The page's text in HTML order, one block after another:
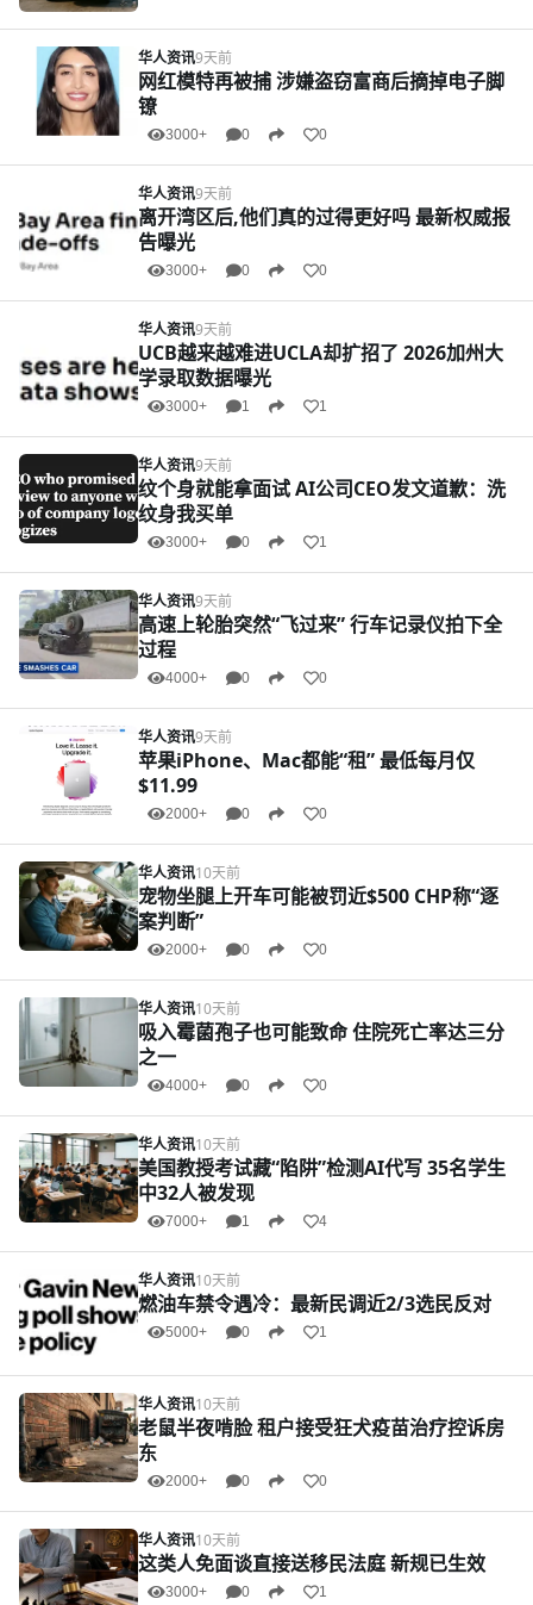
华人资讯9天前
网红模特再被捕 涉嫌盗窃富商后摘掉电子脚
镣
3000+ 0 0
华人资讯9天前
离开湾区后,他们真的过得更好吗 最新权威报
告曝光
3000+ 0 0
华人资讯9天前
UCB越来越难进UCLA却扩招了 2026加州大
学录取数据曝光
3000+ 1 1
华人资讯9天前
纹个身就能拿面试 AI公司CEO发文道歉：洗
纹身我买单
3000+ 0 1
华人资讯9天前
高速上轮胎突然“飞过来” 行车记录仪拍下全
过程
4000+ 0 0
华人资讯9天前
苹果iPhone、Mac都能“租” 最低每月仅
$11.99
2000+ 0 0
华人资讯10天前
宠物坐腿上开车可能被罚近$500 CHP称“逐
案判断”
2000+ 0 0
华人资讯10天前
吸入霉菌孢子也可能致命 住院死亡率达三分
之一
4000+ 0 0
华人资讯10天前
美国教授考试藏“陷阱”检测AI代写 35名学生
中32人被发现
7000+ 1 4
华人资讯10天前
燃油车禁令遇冷：最新民调近2/3选民反对
5000+ 0 1
华人资讯10天前
老鼠半夜啃脸 租户接受狂犬疫苗治疗控诉房
东
2000+ 0 0
华人资讯10天前
这类人免面谈直接送移民法庭 新规已生效
3000+ 0 1